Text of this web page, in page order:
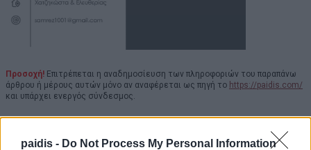
paidis - Do Not Process My Personal Information
Προσοχή! Επιτρέπεται η αναδημοσίευση των πληροφοριών του παραπάνω
άρθρου ή μέρους αυτών μόνο αν αναφέρεται ως πηγή το https://paidis.com/
και υπάρχει ενεργός σύνδεσμος.